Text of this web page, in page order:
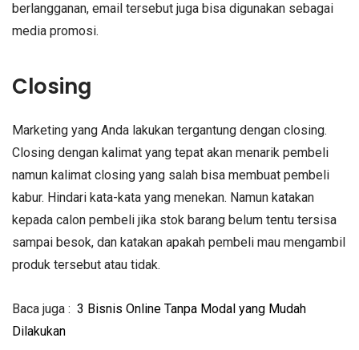
berlangganan, email tersebut juga bisa digunakan sebagai
media promosi.
Closing
Marketing yang Anda lakukan tergantung dengan closing.
Closing dengan kalimat yang tepat akan menarik pembeli
namun kalimat closing yang salah bisa membuat pembeli
kabur. Hindari kata-kata yang menekan. Namun katakan
kepada calon pembeli jika stok barang belum tentu tersisa
sampai besok, dan katakan apakah pembeli mau mengambil
produk tersebut atau tidak.
Baca juga : 3 Bisnis Online Tanpa Modal yang Mudah
Dilakukan